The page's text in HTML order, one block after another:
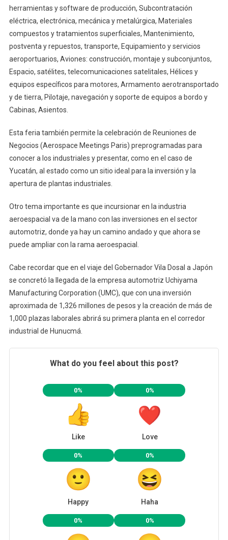
herramientas y software de producción, Subcontratación
eléctrica, electrónica, mecánica y metalúrgica, Materiales
compuestos y tratamientos superficiales, Mantenimiento,
postventa y repuestos, transporte, Equipamiento y servicios
aeroportuarios, Aviones: construcción, montaje y subconjuntos,
Espacio, satélites, telecomunicaciones satelitales, Hélices y
equipos específicos para motores, Armamento aerotransportado
y de tierra, Pilotaje, navegación y soporte de equipos a bordo y
Cabinas, Asientos.
Esta feria también permite la celebración de Reuniones de
Negocios (Aerospace Meetings Paris) preprogramadas para
conocer a los industriales y presentar, como en el caso de
Yucatán, al estado como un sitio ideal para la inversión y la
apertura de plantas industriales.
Otro tema importante es que incursionar en la industria
aeroespacial va de la mano con las inversiones en el sector
automotriz, donde ya hay un camino andado y que ahora se
puede ampliar con la rama aeroespacial.
Cabe recordar que en el viaje del Gobernador Vila Dosal a Japón
se concretó la llegada de la empresa automotriz Uchiyama
Manufacturing Corporation (UMC), que con una inversión
aproximada de 1,326 millones de pesos y la creación de más de
1,000 plazas laborales abrirá su primera planta en el corredor
industrial de Hunucmá.
What do you feel about this post?
0%
Like
0%
Love
0%
Happy
0%
Haha
0% 0%